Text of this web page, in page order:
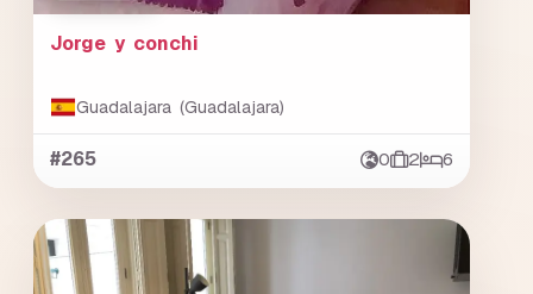
Jorge y conchi
Guadalajara (Guadalajara)
#265 0 2 6